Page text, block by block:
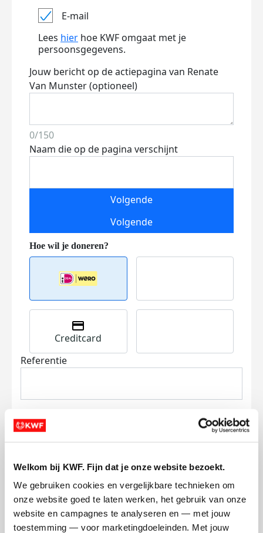
Welkom bij KWF. Fijn dat je onze website bezoekt.
We gebruiken cookies en vergelijkbare technieken om
onze website goed te laten werken, het gebruik van onze
website en campagnes te analyseren en — met jouw
toestemming — voor marketingdoeleinden. Met jouw
E-mail
Lees hier hoe KWF omgaat met je
persoonsgegevens.
Jouw bericht op de actiepagina van Renate
Van Munster (optioneel)
0/150
Naam die op de pagina verschijnt
Volgende
Volgende
Creditcard
Referentie
Ik wil bijdragen aan de transactiekosten
en betaal €0.75 extra.
Doneer nu